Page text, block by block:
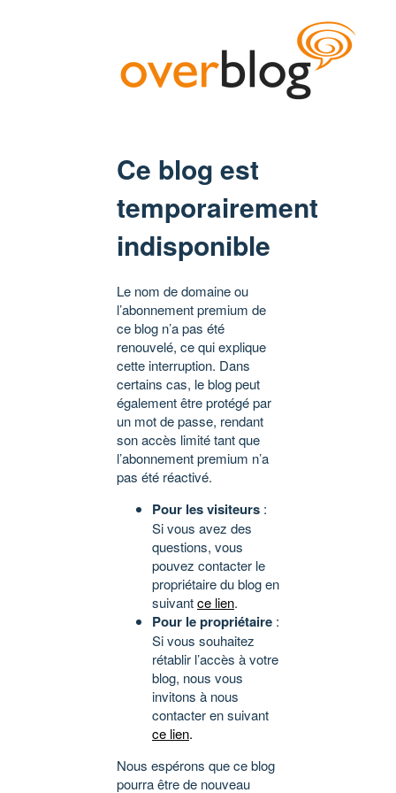
Ce blog est
temporairement
indisponible
Le nom de domaine ou
l’abonnement premium de
ce blog n’a pas été
renouvelé, ce qui explique
cette interruption. Dans
certains cas, le blog peut
également être protégé par
un mot de passe, rendant
son accès limité tant que
l’abonnement premium n’a
pas été réactivé.
Pour les visiteurs :
Si vous avez des
questions, vous
pouvez contacter le
propriétaire du blog en
suivantce lien.
Pour le propriétaire :
Si vous souhaitez
rétablir l’accès à votre
blog, nous vous
invitons à nous
contacter en suivant
ce lien.
Nous espérons que ce blog
pourra être de nouveau